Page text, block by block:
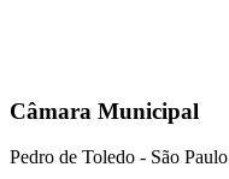
Câmara Municipal
Pedro de Toledo - São Paulo